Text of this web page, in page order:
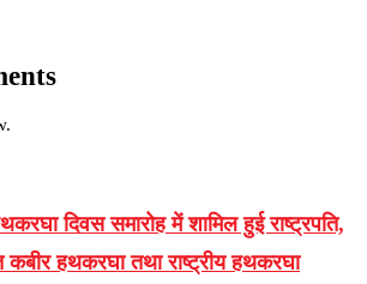
दिवस समारोह में शामिल हुई राष्ट्रपति,
कबीर हथकरघा तथा राष्ट्रीय हथकरघा